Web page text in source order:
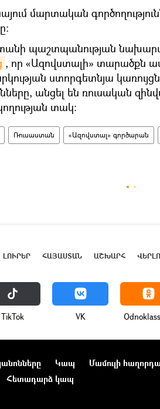
մարտական
պաշտպանության
, որ «Ազովստալի» տարածքն
ստորգետնյա
անցել են ռուսական
տակ:
Ռուսաստան «Ազովստալ» գործարան
ԼՈՒՐԵՐ ՀԱՅԱՍՏԱՆ ԱՇԽԱՐՀ
ТikТоk VK
Կապ Մամուլի
Հետադարձ կապ